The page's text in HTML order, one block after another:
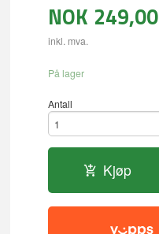
NOK 249,00
inkl. mva.
På lager
Antall
Kjøp